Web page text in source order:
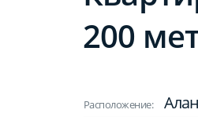
200
Расположение: